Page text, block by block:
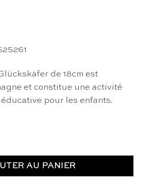
de 18cm est
et constitue une activité
pour les enfants.
AU PANIER